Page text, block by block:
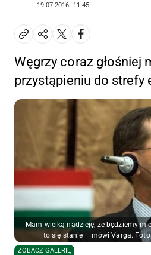
19.07.2016 11:45
Węgrzy coraz głośniej
przystąpieniu do strefy
Mam wielką nadzieję, że będziemy
to się stanie – mówi Varga.
ZOBACZ GALERIĘ